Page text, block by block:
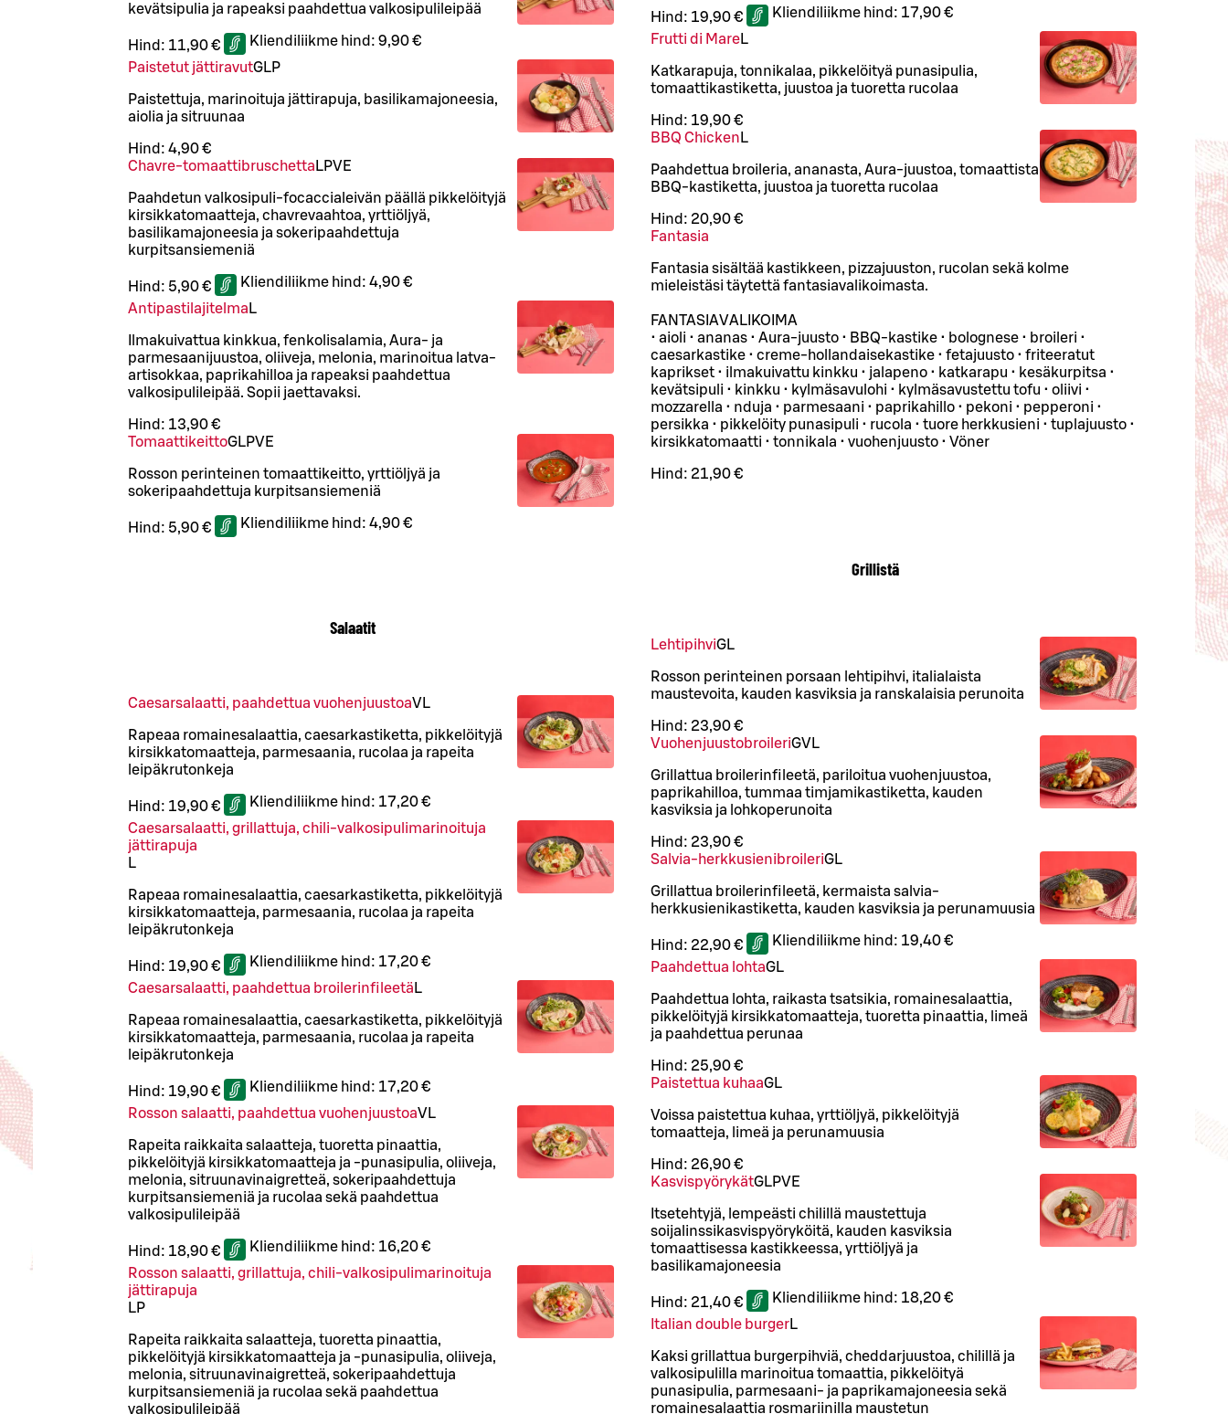
kevätsipulia ja rapeaksi paahdettua valkosipulileipää
Hind: 11,90 € Kliendiliikme hind: 9,90 €
Paistetut jättiravutGLP
Paistettuja, marinoituja jättirapuja, basilikamajoneesia,
aiolia ja sitruunaa
Hind: 4,90 €
Chavre-tomaattibruschetta LPVE
Paahdetun valkosipuli-focaccialeivän päällä pikkelöityjä
kirsikkatomaatteja, chavrevaahtoa, yrttiöljyä,
basilikamajoneesia ja sokeripaahdettuja
kurpitsansiemeniä
Hind: 5,90 € Kliendiliikme hind: 4,90 €
Antipastilajitelma L
Ilmakuivattua kinkkua, fenkolisalamia, Aura- ja
parmesaanijuustoa, oliiveja, melonia, marinoitua latva-
artisokkaa, paprikahilloa ja rapeaksi paahdettua
valkosipulileipää. Sopii jaettavaksi.
Hind: 13,90 €
TomaattikeittoGLPVE
Rosson perinteinen tomaattikeitto, yrttiöljyä ja
sokeripaahdettuja kurpitsansiemeniä
Hind: 5,90 € Kliendiliikme hind: 4,90 €
Salaatit
Caesarsalaatti, paahdettua vuohenjuustoaVL
Rapeaa romainesalaattia, caesarkastiketta, pikkelöityjä
kirsikkatomaatteja, parmesaania, rucolaa ja rapeita
leipäkrutonkeja
Hind: 19,90 € Kliendiliikme hind: 17,20 €
Caesarsalaatti, grillattuja, chili-valkosipulimarinoituja
jättirapuja
L
Rapeaa romainesalaattia, caesarkastiketta, pikkelöityjä
kirsikkatomaatteja, parmesaania, rucolaa ja rapeita
leipäkrutonkeja
Hind: 19,90 € Kliendiliikme hind: 17,20 €
Caesarsalaatti, paahdettua broilerinfileetä L
Rapeaa romainesalaattia, caesarkastiketta, pikkelöityjä
kirsikkatomaatteja, parmesaania, rucolaa ja rapeita
leipäkrutonkeja
Hind: 19,90 € Kliendiliikme hind: 17,20 €
Rosson salaatti, paahdettua vuohenjuustoaVL
Rapeita raikkaita salaatteja, tuoretta pinaattia,
pikkelöityjä kirsikkatomaatteja ja -punasipulia, oliiveja,
melonia, sitruunavinaigretteä, sokeripaahdettuja
kurpitsansiemeniä ja rucolaa sekä paahdettua
valkosipulileipää
Hind: 18,90 € Kliendiliikme hind: 16,20 €
Rosson salaatti, grillattuja, chili-valkosipulimarinoituja
jättirapuja
LP
Rapeita raikkaita salaatteja, tuoretta pinaattia,
pikkelöityjä kirsikkatomaatteja ja -punasipulia, oliiveja,
melonia, sitruunavinaigretteä, sokeripaahdettuja
kurpitsansiemeniä ja rucolaa sekä paahdettua
valkosipulileipää
Hind: 19,90 € Kliendiliikme hind: 17,90 €
Frutti di MareL
Katkarapuja, tonnikalaa, pikkelöityä punasipulia,
tomaattikastiketta, juustoa ja tuoretta rucolaa
Hind: 19,90 €
BBQ Chicken L
Paahdettua broileria, ananasta, Aura-juustoa, tomaattista
BBQ-kastiketta, juustoa ja tuoretta rucolaa
Hind: 20,90 €
Fantasia
Fantasia sisältää kastikkeen, pizzajuuston, rucolan sekä kolme
mieleistäsi täytettä fantasiavalikoimasta.
FANTASIAVALIKOIMA
• aioli • ananas • Aura-juusto • BBQ-kastike • bolognese • broileri •
caesarkastike • creme-hollandaisekastike • fetajuusto • friteeratut
kaprikset • ilmakuivattu kinkku • jalapeno • katkarapu • kesäkurpitsa •
kevätsipuli • kinkku • kylmäsavulohi • kylmäsavustettu tofu • oliivi •
mozzarella • nduja • parmesaani • paprikahillo • pekoni • pepperoni •
persikka • pikkelöity punasipuli • rucola • tuore herkkusieni • tuplajuusto •
kirsikkatomaatti • tonnikala • vuohenjuusto • Vöner
Hind: 21,90 €
Grillistä
LehtipihviGL
Rosson perinteinen porsaan lehtipihvi, italialaista
maustevoita, kauden kasviksia ja ranskalaisia perunoita
Hind: 23,90 €
VuohenjuustobroileriGVL
Grillattua broilerinfileetä, pariloitua vuohenjuustoa,
paprikahilloa, tummaa timjamikastiketta, kauden
kasviksia ja lohkoperunoita
Hind: 23,90 €
Salvia-herkkusienibroileriGL
Grillattua broilerinfileetä, kermaista salvia-
herkkusienikastiketta, kauden kasviksia ja perunamuusia
Hind: 22,90 € Kliendiliikme hind: 19,40 €
Paahdettua lohtaGL
Paahdettua lohta, raikasta tsatsikia, romainesalaattia,
pikkelöityjä kirsikkatomaatteja, tuoretta pinaattia, limeä
ja paahdettua perunaa
Hind: 25,90 €
Paistettua kuhaaGL
Voissa paistettua kuhaa, yrttiöljyä, pikkelöityjä
tomaatteja, limeä ja perunamuusia
Hind: 26,90 €
KasvispyörykätGLPVE
Itsetehtyjä, lempeästi chilillä maustettuja
soijalinssikasvispyöryköitä, kauden kasviksia
tomaattisessa kastikkeessa, yrttiöljyä ja
basilikamajoneesia
Hind: 21,40 € Kliendiliikme hind: 18,20 €
Italian double burgerL
Kaksi grillattua burgerpihviä, cheddarjuustoa, chilillä ja
valkosipulilla marinoitua tomaattia, pikkelöityä
punasipulia, parmesaani- ja paprikamajoneesia sekä
romainesalaattia rosmariinilla maustetun